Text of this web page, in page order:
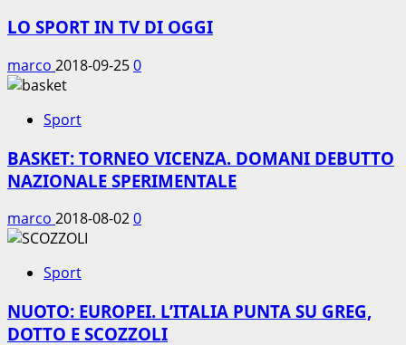
LO SPORT IN TV DI OGGI
marco 2018-09-250
Sport
BASKET: TORNEO VICENZA. DOMANI DEBUTTO
NAZIONALE SPERIMENTALE
marco 2018-08-020
Sport
NUOTO: EUROPEI. L’ITALIA PUNTA SU GREG,
DOTTO E SCOZZOLI